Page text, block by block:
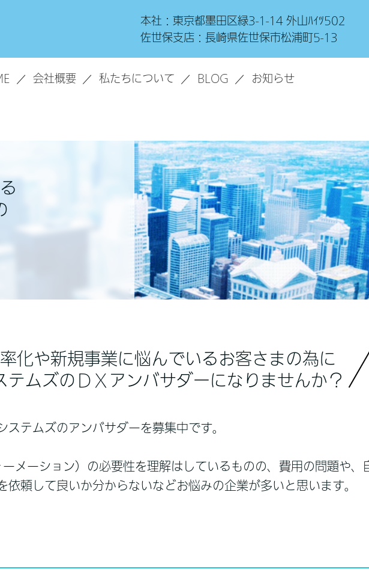
本社：東京都墨田区緑3-1-14 外山ﾊｲﾂ
佐世保支店：長崎県佐世保市松浦町5-13
会社概要 私たちについて BLOG お知らせ
化や新規事業に悩んでいるお客さまの為に
テムズのＤＸアンバサダーになりませんか？
ステムズのアンバサダーを募集中です。
メーション）の必要性を理解はしているものの、費用の問題や、
依頼して良いか分からないなどお悩みの企業が多いと思います。